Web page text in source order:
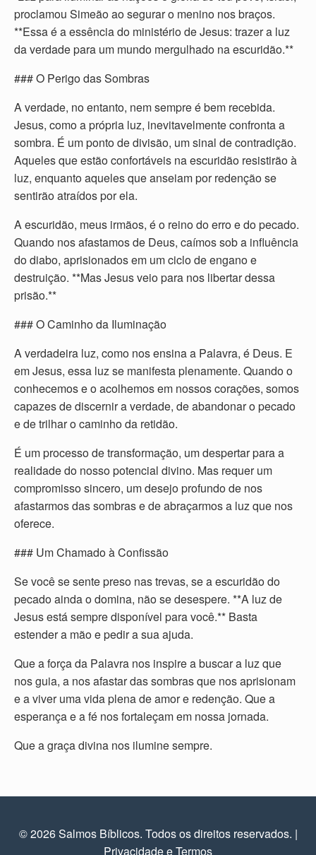
proclamou Simeão ao segurar o menino nos braços.
**Essa é a essência do ministério de Jesus: trazer a luz
da verdade para um mundo mergulhado na escuridão.**
### O Perigo das Sombras
A verdade, no entanto, nem sempre é bem recebida.
Jesus, como a própria luz, inevitavelmente confronta a
sombra. É um ponto de divisão, um sinal de contradição.
Aqueles que estão confortáveis na escuridão resistirão à
luz, enquanto aqueles que anseiam por redenção se
sentirão atraídos por ela.
A escuridão, meus irmãos, é o reino do erro e do pecado.
Quando nos afastamos de Deus, caímos sob a influência
do diabo, aprisionados em um ciclo de engano e
destruição. **Mas Jesus veio para nos libertar dessa
prisão.**
### O Caminho da Iluminação
A verdadeira luz, como nos ensina a Palavra, é Deus. E
em Jesus, essa luz se manifesta plenamente. Quando o
conhecemos e o acolhemos em nossos corações, somos
capazes de discernir a verdade, de abandonar o pecado
e de trilhar o caminho da retidão.
É um processo de transformação, um despertar para a
realidade do nosso potencial divino. Mas requer um
compromisso sincero, um desejo profundo de nos
afastarmos das sombras e de abraçarmos a luz que nos
oferece.
### Um Chamado à Confissão
Se você se sente preso nas trevas, se a escuridão do
pecado ainda o domina, não se desespere. **A luz de
Jesus está sempre disponível para você.** Basta
estender a mão e pedir a sua ajuda.
Que a força da Palavra nos inspire a buscar a luz que
nos guia, a nos afastar das sombras que nos aprisionam
e a viver uma vida plena de amor e redenção. Que a
esperança e a fé nos fortaleçam em nossa jornada.
Que a graça divina nos ilumine sempre.
© 2026 Salmos Bíblicos. Todos os direitos reservados. |
Privacidade e Termos